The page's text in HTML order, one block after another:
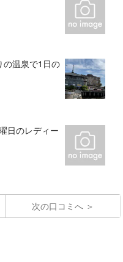
の温泉で1日の
日のレディー
次の口コミへ